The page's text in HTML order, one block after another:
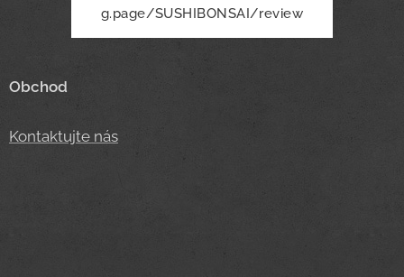
g.page/SUSHIBONSAI/review
Obchod
Kontaktujte nás